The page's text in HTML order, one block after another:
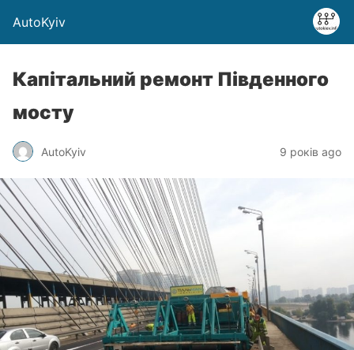
AutoKyiv
Капітальний ремонт Південного
мосту
AutoKyiv 9 років ago